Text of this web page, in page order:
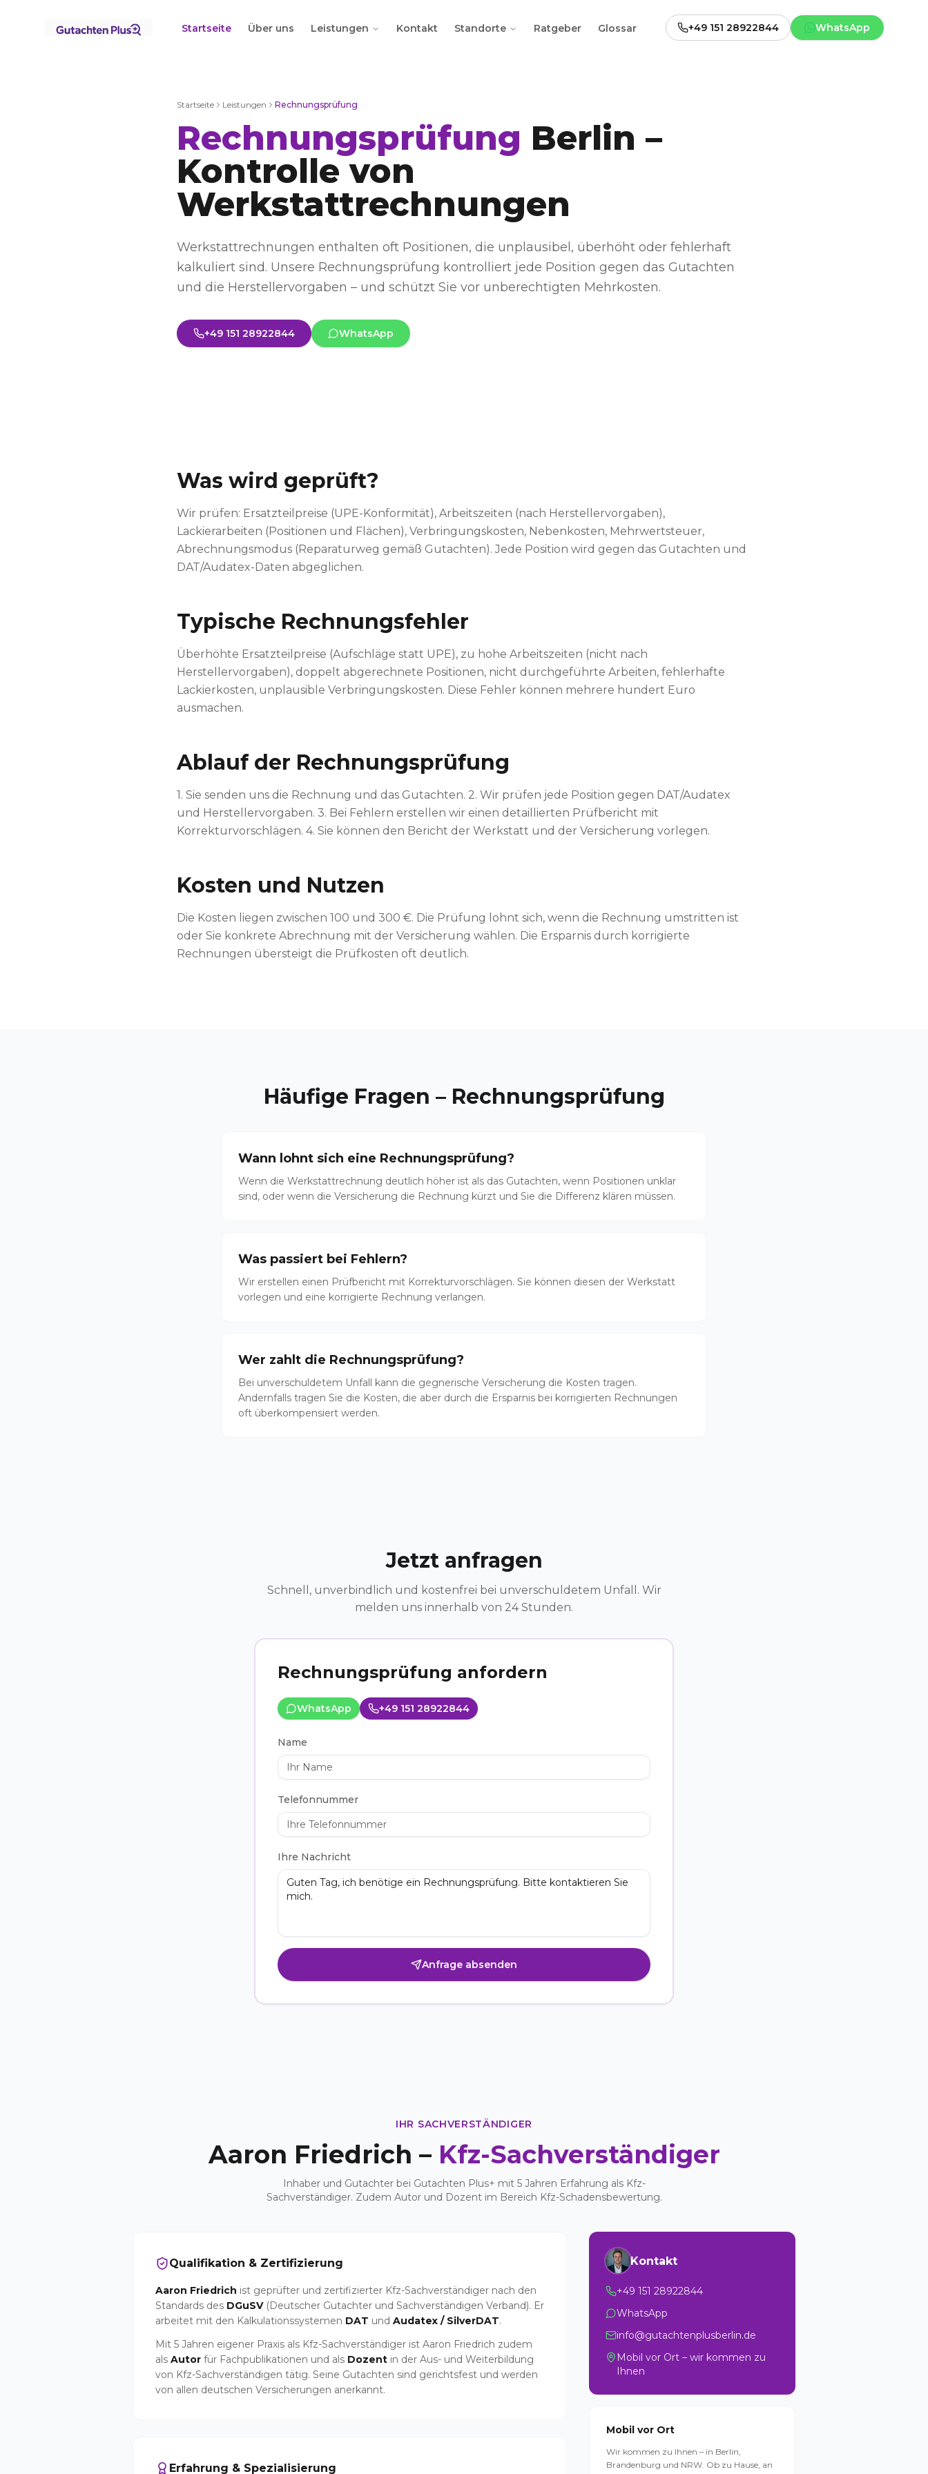
Startseite Über uns Leistungen Kontakt Standorte Ratgeber Glossar +49 151 28922844 WhatsApp
Startseite Leistungen Rechnungsprüfung
Rechnungsprüfung Berlin –
Kontrolle von
Werkstattrechnungen
Werkstattrechnungen enthalten oft Positionen, die unplausibel, überhöht oder fehlerhaft
kalkuliert sind. Unsere Rechnungsprüfung kontrolliert jede Position gegen das Gutachten
und die Herstellervorgaben – und schützt Sie vor unberechtigten Mehrkosten.
+49 151 28922844 WhatsApp
Was wird geprüft?
Wir prüfen: Ersatzteilpreise (UPE-Konformität), Arbeitszeiten (nach Herstellervorgaben),
Lackierarbeiten (Positionen und Flächen), Verbringungskosten, Nebenkosten, Mehrwertsteuer,
Abrechnungsmodus (Reparaturweg gemäß Gutachten). Jede Position wird gegen das Gutachten und
DAT/Audatex-Daten abgeglichen.
Typische Rechnungsfehler
Überhöhte Ersatzteilpreise (Aufschläge statt UPE), zu hohe Arbeitszeiten (nicht nach
Herstellervorgaben), doppelt abgerechnete Positionen, nicht durchgeführte Arbeiten, fehlerhafte
Lackierkosten, unplausible Verbringungskosten. Diese Fehler können mehrere hundert Euro
ausmachen.
Ablauf der Rechnungsprüfung
1. Sie senden uns die Rechnung und das Gutachten. 2. Wir prüfen jede Position gegen DAT/Audatex
und Herstellervorgaben. 3. Bei Fehlern erstellen wir einen detaillierten Prüfbericht mit
Korrekturvorschlägen. 4. Sie können den Bericht der Werkstatt und der Versicherung vorlegen.
Kosten und Nutzen
Die Kosten liegen zwischen 100 und 300 €. Die Prüfung lohnt sich, wenn die Rechnung umstritten ist
oder Sie konkrete Abrechnung mit der Versicherung wählen. Die Ersparnis durch korrigierte
Rechnungen übersteigt die Prüfkosten oft deutlich.
Häufige Fragen – Rechnungsprüfung
Wann lohnt sich eine Rechnungsprüfung?
Wenn die Werkstattrechnung deutlich höher ist als das Gutachten, wenn Positionen unklar
sind, oder wenn die Versicherung die Rechnung kürzt und Sie die Differenz klären müssen.
Was passiert bei Fehlern?
Wir erstellen einen Prüfbericht mit Korrekturvorschlägen. Sie können diesen der Werkstatt
vorlegen und eine korrigierte Rechnung verlangen.
Wer zahlt die Rechnungsprüfung?
Bei unverschuldetem Unfall kann die gegnerische Versicherung die Kosten tragen.
Andernfalls tragen Sie die Kosten, die aber durch die Ersparnis bei korrigierten Rechnungen
oft überkompensiert werden.
Jetzt anfragen
Schnell, unverbindlich und kostenfrei bei unverschuldetem Unfall. Wir
melden uns innerhalb von 24 Stunden.
Rechnungsprüfung anfordern
WhatsApp +49 151 28922844
Name
Telefonnummer
Ihre Nachricht
Anfrage absenden
IHR SACHVERSTÄNDIGER
Aaron Friedrich – Kfz-Sachverständiger
Inhaber und Gutachter bei Gutachten Plus+ mit 5 Jahren Erfahrung als Kfz-
Sachverständiger. Zudem Autor und Dozent im Bereich Kfz-Schadensbewertung.
Qualifikation & Zertifizierung
Aaron Friedrich ist geprüfter und zertifizierter Kfz-Sachverständiger nach den
Standards des DGuSV(Deutscher Gutachter und Sachverständigen Verband). Er
arbeitet mit den Kalkulationssystemen DAT und Audatex / SilverDAT.
Mit 5 Jahren eigener Praxis als Kfz-Sachverständiger ist Aaron Friedrich zudem
als Autor für Fachpublikationen und als Dozent in der Aus- und Weiterbildung
von Kfz-Sachverständigen tätig. Seine Gutachten sind gerichtsfest und werden
von allen deutschen Versicherungen anerkannt.
Erfahrung & Spezialisierung
Kontakt
+49 151 28922844
WhatsApp
info@gutachtenplusberlin.de
Mobil vor Ort – wir kommen zu
Ihnen
Mobil vor Ort
Wir kommen zu Ihnen – in Berlin,
Brandenburg und NRW. Ob zu Hause, an